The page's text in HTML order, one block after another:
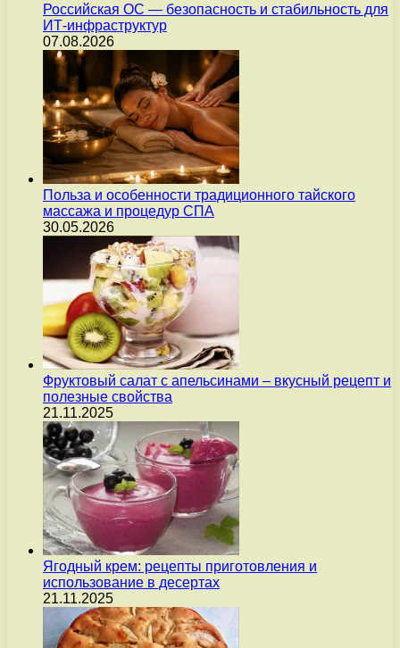
Российская ОС — безопасность и стабильность для
ИТ-инфраструктур
07.08.2026
Польза и особенности традиционного тайского
массажа и процедур СПА
30.05.2026
Фруктовый салат с апельсинами – вкусный рецепт и
полезные свойства
21.11.2025
Ягодный крем: рецепты приготовления и
использование в десертах
21.11.2025